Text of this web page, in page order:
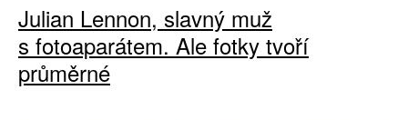
Julian Lennon, slavný muž
s fotoaparátem. Ale fotky tvoří
průměrné